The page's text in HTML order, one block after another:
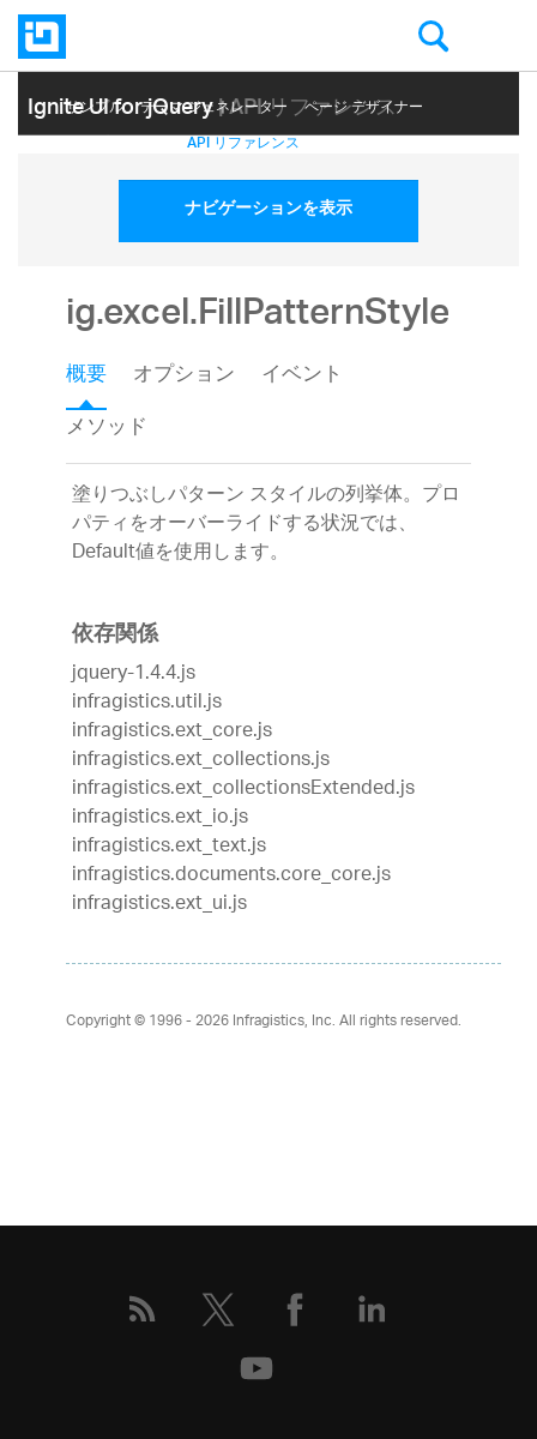
Ignite UI for jQuery| API リファレンス
サンプル テーマ ジェネレーター ページ デザイナー
ヘルプ トピック API リファレンス
ナビゲーションを表示
ig.excel.FillPatternStyle
概要 オプション
イベント
メソッド
塗りつぶしパターン スタイルの列挙体。プロ
パティをオーバーライドする状況では、
Default値を使用します。
依存関係
jquery-1.4.4.js
infragistics.util.js
infragistics.ext_core.js
infragistics.ext_collections.js
infragistics.ext_collectionsExtended.js
infragistics.ext_io.js
infragistics.ext_text.js
infragistics.documents.core_core.js
infragistics.ext_ui.js
Copyright © 1996 - 2026Infragistics, Inc. All rights reserved.